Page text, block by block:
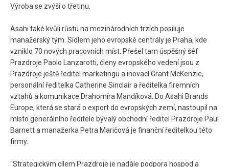
Výroba se zvýší o třetinu.
Asahi také kvůli růstu na mezinárodních trzích posiluje
manažerský tým. Sídlem jeho evropské centrály je Praha, kde
vzniklo 70 nových pracovních míst. Přešel tam úspěšný šéf
Prazdroje Paolo Lanzarotti, členy evropského vedení jsou z
Prazdroje ještě ředitel marketingu a inovací Grant McKenzie,
personální ředitelka Catherine Sinclair a ředitelka firemních
vztahů a komunikace Drahomíra Mandíková. Do Asahi Brands
Europe, která se stará o export do evropských zemí, nastoupil na
místo generálního ředitele bývalý obchodní ředitel Prazdroje Paul
Barnett a manažerka Petra Maričová je finanční ředitelkou této
firmy.
"Strategickým cílem Prazdroje je nadále podpora hospod a